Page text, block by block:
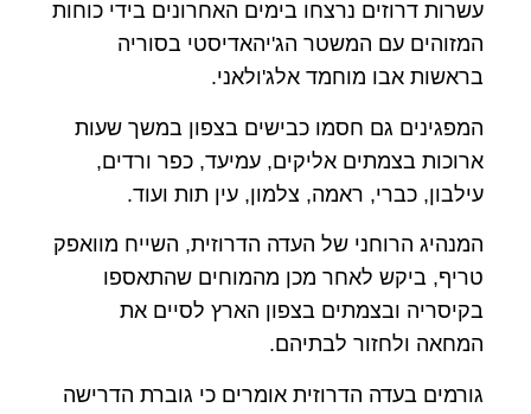
עשרות דרוזים נרצחו בימים האחרונים בידי כוחות
המזוהים עם המשטר הג'יהאדיסטי בסוריה
בראשות אבו מוחמד אלג'ולאני.
המפגינים גם חסמו כבישים בצפון במשך שעות
ארוכות בצמתים אליקים, עמיעד, כפר ורדים,
עילבון, כברי, ראמה, צלמון, עין תות ועוד.
המנהיג הרוחני של העדה הדרוזית, השייח מוואפק
טריף, ביקש לאחר מכן מהמוחים שהתאספו
בקיסריה ובצמתים בצפון הארץ לסיים את
המחאה ולחזור לבתיהם.
גורמים בעדה הדרוזית אומרים כי גוברת הדרישה